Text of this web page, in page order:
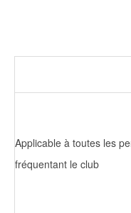
Applicable à toutes les
fréquentant le club